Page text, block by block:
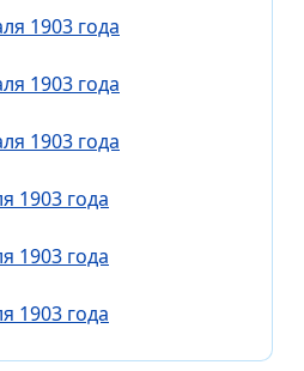
1903 года
1903 года
1903 года
1903 года
1903 года
1903 года